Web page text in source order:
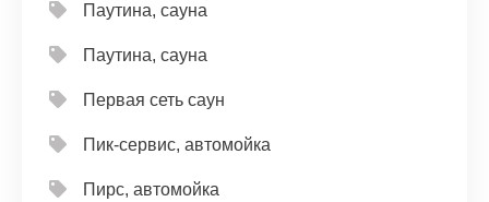
Паутина, сауна
Паутина, сауна
Первая сеть саун
Пик-сервис, автомойка
Пирс, автомойка